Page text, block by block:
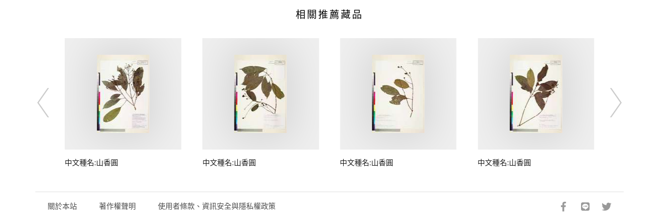
相關推薦藏品
中文種名:山香圓 中文種名:山香圓 中文種名:山香圓 中文種名:山香圓
關於本站 著作權聲明 使用者條款、資訊安全與隱私權政策